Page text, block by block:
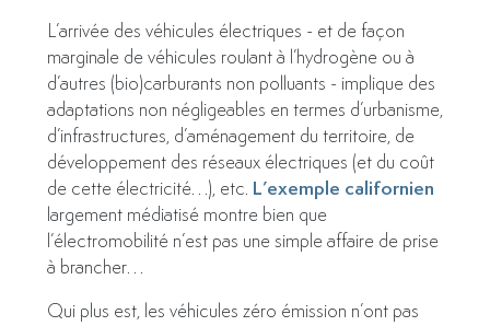
L’arrivée des véhicules électriques - et de façon
marginale de véhicules roulant à l’hydrogène ou à
d’autres (bio)carburants non polluants - implique des
adaptations non négligeables en termes d’urbanisme,
d’infrastructures, d’aménagement du territoire, de
développement des réseaux électriques (et du coût
de cette électricité…), etc. L’exemple californien
largement médiatisé montre bien que
l’électromobilité n’est pas une simple affaire de prise
à brancher…
Qui plus est, les véhicules zéro émission n’ont pas